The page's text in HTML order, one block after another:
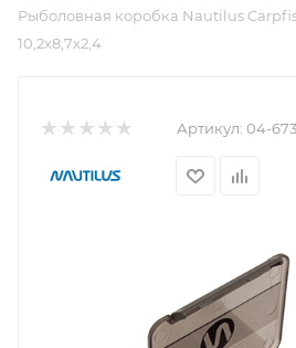
Рыболовная коробка Nautilus
10,2х8,7х2,4
Артикул: 04-